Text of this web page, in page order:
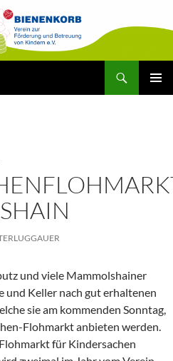
und viele Mammolshainer
und Keller nach gut erhaltenen
sie am kommenden Sonntag,
Flohmarkt anbieten werden.
für Kindersachen